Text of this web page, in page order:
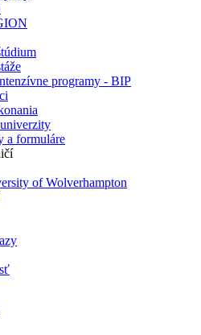
programy - BIP
a formuláre
of Wolverhampton